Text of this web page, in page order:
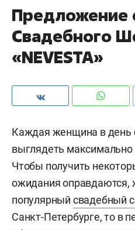
Предложение
Свадебного
«NEVESTA»
Каждая женщина в день
выглядеть максимально
Чтобы получить
ожидания оправдаются,
популярный свадебный
Санкт-Петербурге, то в